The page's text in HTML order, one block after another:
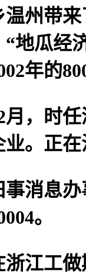
州带
地瓜经
年的
，时任
。正
息办
。
工做